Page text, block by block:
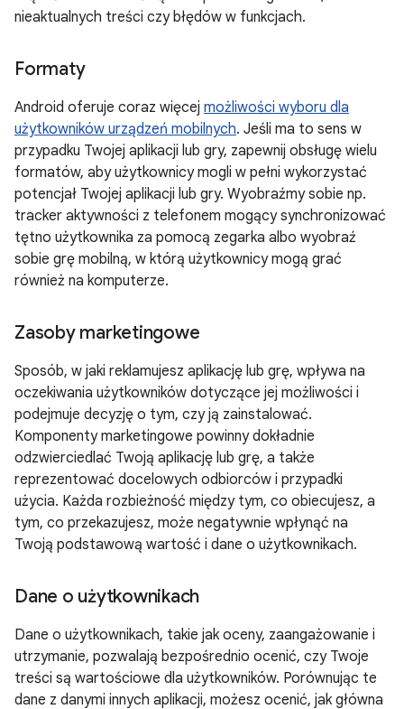
nieaktualnych treści czy błędów w funkcjach.
Formaty
Android oferuje coraz więcej możliwości wyboru dla
użytkowników urządzeń mobilnych. Jeśli ma to sens w
przypadku Twojej aplikacji lub gry, zapewnij obsługę wielu
formatów, aby użytkownicy mogli w pełni wykorzystać
potencjał Twojej aplikacji lub gry. Wyobraźmy sobie np.
tracker aktywności z telefonem mogący synchronizować
tętno użytkownika za pomocą zegarka albo wyobraź
sobie grę mobilną, w którą użytkownicy mogą grać
również na komputerze.
Zasoby marketingowe
Sposób, w jaki reklamujesz aplikację lub grę, wpływa na
oczekiwania użytkowników dotyczące jej możliwości i
podejmuje decyzję o tym, czy ją zainstalować.
Komponenty marketingowe powinny dokładnie
odzwierciedlać Twoją aplikację lub grę, a także
reprezentować docelowych odbiorców i przypadki
użycia. Każda rozbieżność między tym, co obiecujesz, a
tym, co przekazujesz, może negatywnie wpłynąć na
Twoją podstawową wartość i dane o użytkownikach.
Dane o użytkownikach
Dane o użytkownikach, takie jak oceny, zaangażowanie i
utrzymanie, pozwalają bezpośrednio ocenić, czy Twoje
treści są wartościowe dla użytkowników. Porównując te
dane z danymi innych aplikacji, możesz ocenić, jak główna